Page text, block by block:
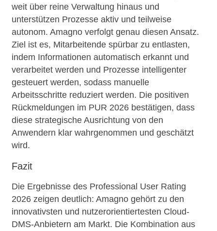
weit über reine Verwaltung hinaus und
unterstützen Prozesse aktiv und teilweise
autonom. Amagno verfolgt genau diesen Ansatz.
Ziel ist es, Mitarbeitende spürbar zu entlasten,
indem Informationen automatisch erkannt und
verarbeitet werden und Prozesse intelligenter
gesteuert werden, sodass manuelle
Arbeitsschritte reduziert werden. Die positiven
Rückmeldungen im PUR 2026 bestätigen, dass
diese strategische Ausrichtung von den
Anwendern klar wahrgenommen und geschätzt
wird.
Fazit
Die Ergebnisse des Professional User Rating
2026 zeigen deutlich: Amagno gehört zu den
innovativsten und nutzerorientiertesten Cloud-
DMS-Anbietern am Markt. Die Kombination aus